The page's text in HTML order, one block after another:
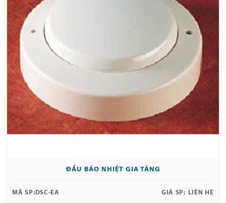
ĐẦU BÁO NHIỆT GIA TĂNG
MÃ SP: DSC-EA GIÁ SP: LIÊN HỆ